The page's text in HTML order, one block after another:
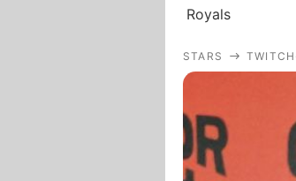
Royals
STARS